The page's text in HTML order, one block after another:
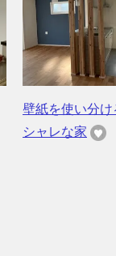
壁紙を使い分け
シャレな家